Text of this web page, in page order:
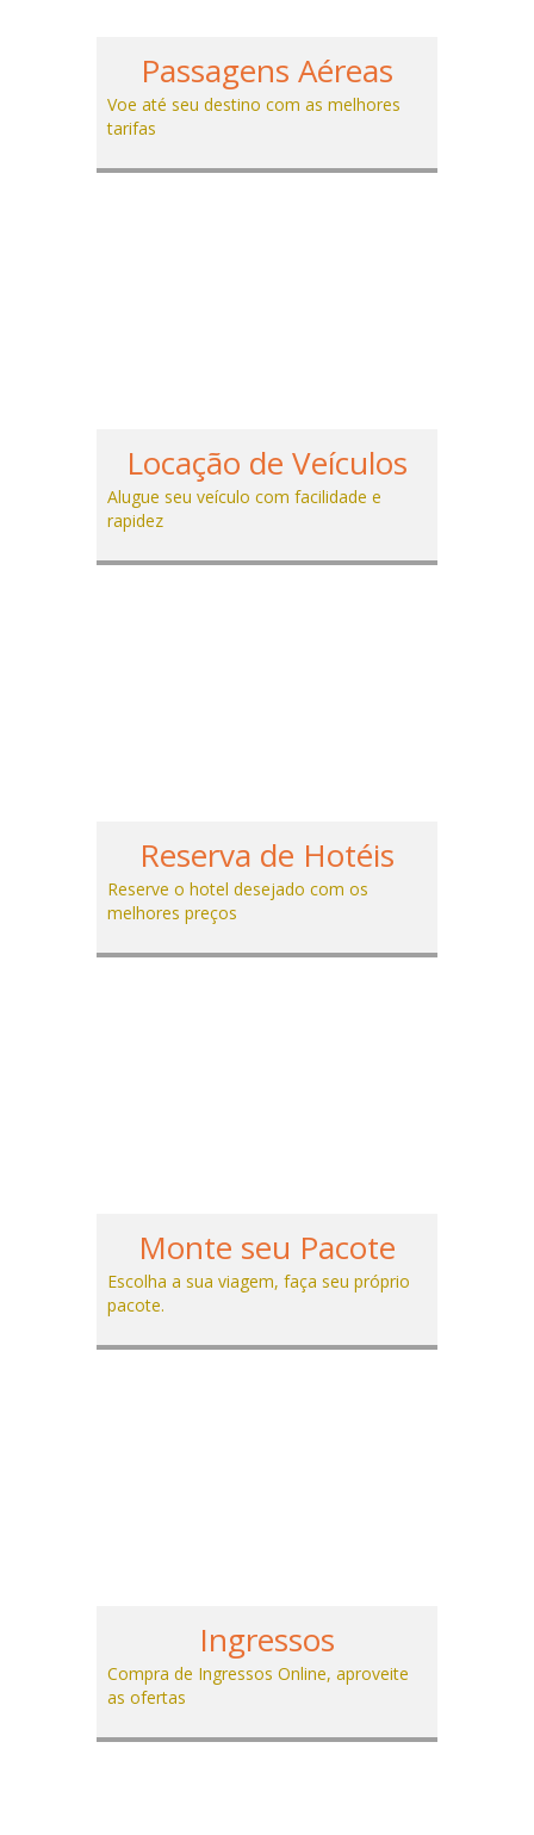
Passagens Aéreas
Voe até seu destino com as melhores
tarifas
Locação de Veículos
Alugue seu veículo com facilidade e
rapidez
Reserva de Hotéis
Reserve o hotel desejado com os
melhores preços
Monte seu Pacote
Escolha a sua viagem, faça seu próprio
pacote.
Ingressos
Compra de Ingressos Online, aproveite
as ofertas